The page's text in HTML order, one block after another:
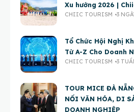
Xu hướng 2026 |
CHIIC TOURISM 3
Tổ Chức Hội Nghị
Từ A-Z Cho Doanh
CHIIC TOURISM 3
TOUR MICE ĐÀ
NỐI VĂN HÓA, DI
DOANH NGHIỆP